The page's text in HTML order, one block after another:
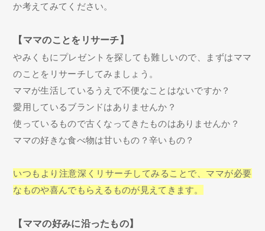
か考えてみてください。
【ママのことをリサーチ】
やみくもにプレゼントを探しても難しいので、まずはママ
のことをリサーチしてみましょう。
ママが生活しているうえで不便なことはないですか？
愛用しているブランドはありませんか？
使っているもので古くなってきたものはありませんか？
ママの好きな食べ物は甘いもの？辛いもの？
いつもより注意深くリサーチしてみることで、ママが必要
なものや喜んでもらえるものが見えてきます。
【ママの好みに沿ったもの】